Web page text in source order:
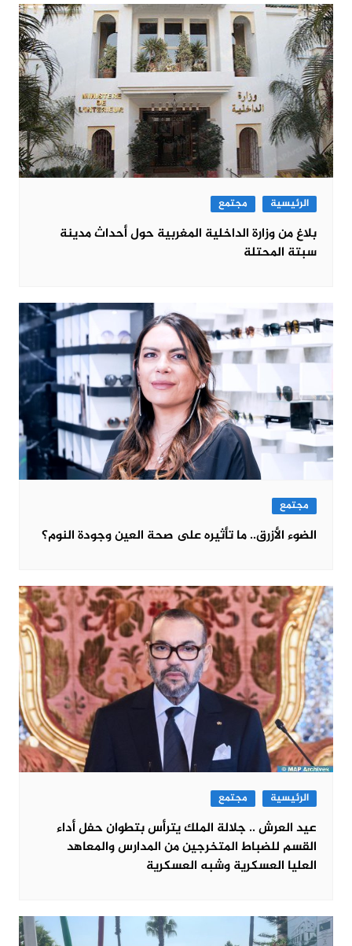
الرئيسية مجتمع
بلاغ من وزارة الداخلية المغربية حول أحداث مدينة
سبتة المحتلة
مجتمع
الضوء الأزرق.. ما تأثيره على صحة العين وجودة النوم؟
الرئيسية مجتمع
عيد العرش .. جلالة الملك يترأس بتطوان حفل أداء
القسم للضباط المتخرجين من المدارس والمعاهد
العليا العسكرية وشبه العسكرية